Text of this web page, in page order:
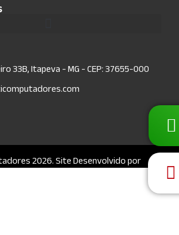
33B, Itapeva - MG - CEP: 37655-000
2026. Site Desenvolvido por